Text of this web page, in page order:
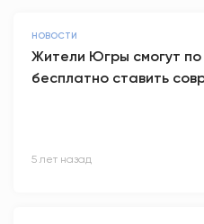
НОВОСТИ
Жители Югры смогут
бесплатно ставить
5 лет назад